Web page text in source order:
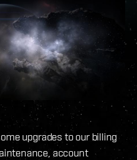
upgrades to our billing
account